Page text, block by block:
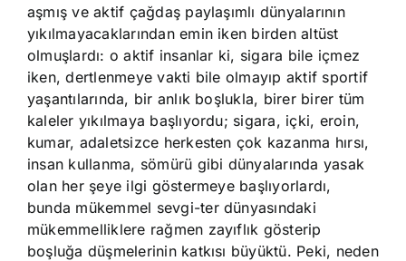
aşmış ve aktif çağdaş paylaşımlı dünyalarının
yıkılmayacaklarından emin iken birden altüst
olmuşlardı: o aktif insanlar ki, sigara bile içmez
iken, dertlenmeye vakti bile olmayıp aktif sportif
yaşantılarında, bir anlık boşlukla, birer birer tüm
kaleler yıkılmaya başlıyordu; sigara, içki, eroin,
kumar, adaletsizce herkesten çok kazanma hırsı,
insan kullanma, sömürü gibi dünyalarında yasak
olan her şeye ilgi göstermeye başlıyorlardı,
bunda mükemmel sevgi-ter dünyasındaki
mükemmelliklere rağmen zayıflık gösterip
boşluğa düşmelerinin katkısı büyüktü. Peki, neden